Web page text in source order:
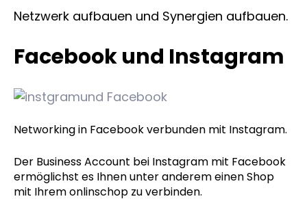
Netzwerk aufbauen und Synergien aufbauen.
Facebook und Instagram
Networking in Facebook verbunden mit Instagram.
Der Business Account bei Instagram mit Facebook
ermöglichst es Ihnen unter anderem einen Shop
mit Ihrem onlinschop zu verbinden.